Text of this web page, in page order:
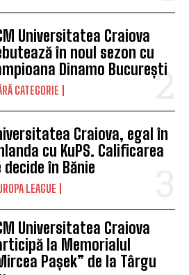
Universitatea Craiova
în noul sezon cu
Dinamo București
CATEGORIE
Craiova, egal în
cu KuPS. Calificarea
decide în Bănie
LEAGUE
Universitatea Craiova
la Memorialul
Pașek” de la Târgu